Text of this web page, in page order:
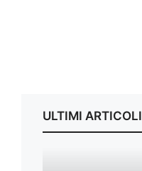
ULTIMI ARTICOLI